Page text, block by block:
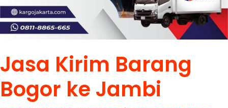
Jasa Kirim Barang
Bogor ke Jambi
Jambi